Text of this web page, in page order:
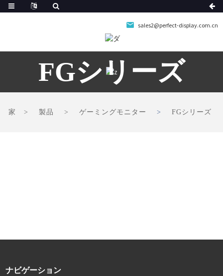
sales2@perfect-display.com.cn
FGシリーズ
家 製品 ゲーミングモニター FGシリーズ
ナビゲーション